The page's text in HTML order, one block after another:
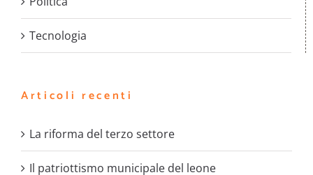
Tecnologia
Articoli recenti
La riforma del terzo settore
Il patriottismo municipale del leone